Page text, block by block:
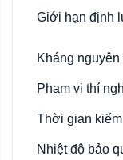
Giới hạn định
Kháng nguyên
Phạm vi thí
Thời gian kiểm
Nhiệt độ bảo